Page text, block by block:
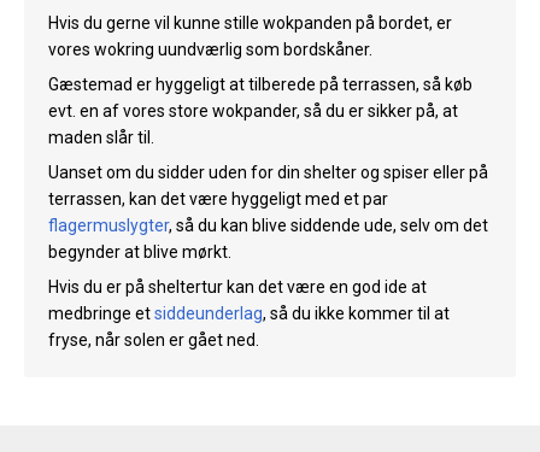
Hvis du gerne vil kunne stille wokpanden på bordet, er
vores wokring uundværlig som bordskåner.
Gæstemad er hyggeligt at tilberede på terrassen, så køb
evt. en af vores store wokpander, så du er sikker på, at
maden slår til.
Uanset om du sidder uden for din shelter og spiser eller på
terrassen, kan det være hyggeligt med et par
flagermuslygter, så du kan blive siddende ude, selv om det
begynder at blive mørkt.
Hvis du er på sheltertur kan det være en god ide at
medbringe etsiddeunderlag, så du ikke kommer til at
fryse, når solen er gået ned.